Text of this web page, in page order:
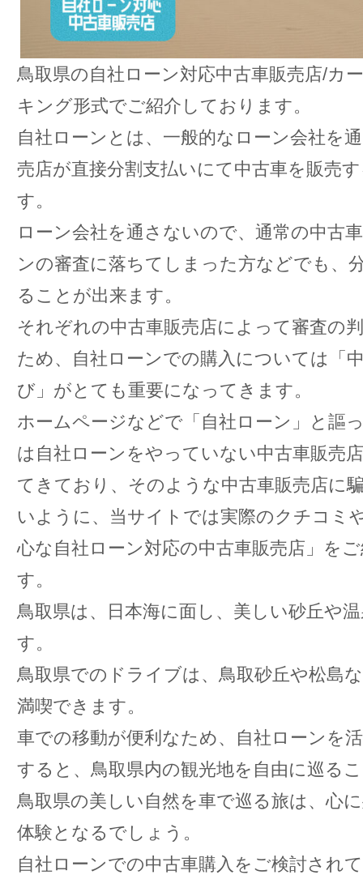
鳥取県の自社ローン対応中古車販売店/カ
キング形式でご紹介しております。
自社ローンとは、一般的なローン会社を
売店が直接分割支払いにて中古車を販売
す。
ローン会社を通さないので、通常の中古
ンの審査に落ちてしまった方などでも、
ることが出来ます。
それぞれの中古車販売店によって審査の
ため、自社ローンでの購入については「
び」がとても重要になってきます。
ホームページなどで「自社ローン」と謳
は自社ローンをやっていない中古車販売
てきており、そのような中古車販売店に
いように、当サイトでは実際のクチコミ
心な自社ローン対応の中古車販売店」を
す。
鳥取県は、日本海に面し、美しい砂丘や
す。
鳥取県でのドライブは、鳥取砂丘や松島
満喫できます。
車での移動が便利なため、自社ローンを
すると、鳥取県内の観光地を自由に巡る
鳥取県の美しい自然を車で巡る旅は、心
体験となるでしょう。
自社ローンでの中古車購入をご検討され